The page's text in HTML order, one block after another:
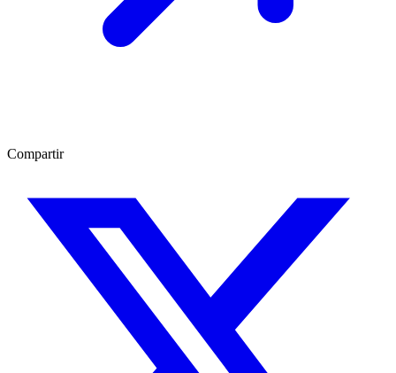
Compartir